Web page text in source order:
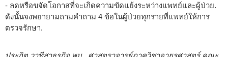
- ลดหรือขจัดโอกาสที่จะเกิดความขัดแย้งระหว่างแพทย์และผู้ป่วย.
ดังนั้นจงพยายามถามคำถาม 4 ข้อในผู้ป่วยทุกรายที่แพทย์ให้การ
ตรวจรักษา.
ประกิต วาทีสาธรกิจ พบ., ศาสตราจารย์ภาควิชาอายุรศาสตร์ คณะ